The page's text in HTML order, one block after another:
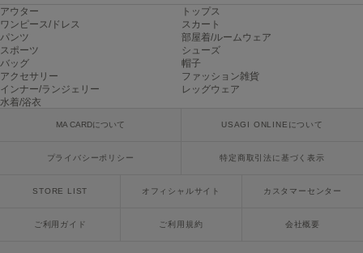
Onitsuka Tiger
オニツカ タイガー
ORGUE
オルグ
ORR
オル
Philly chocolate
フィリーチョコレート
アウター
トップス
ワンピース/ドレス
スカート
パンツ
部屋着/ルームウェア
スポーツ
シューズ
バッグ
帽子
アクセサリー
ファッション雑貨
インナー/ランジェリー
レッグウェア
水着/浴衣
MA CARDについて USAGI ONLINEについて
プライバシーポリシー 特定商取引法に基づく表示
STORE LIST オフィシャルサイト カスタマーセンター
ご利用ガイド ご利用規約 会社概要